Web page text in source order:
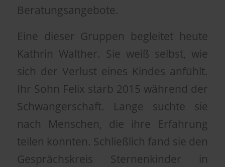
Beratungsangebote.
Eine dieser Gruppen begleitet heute
Kathrin Walther. Sie weiß selbst, wie
sich der Verlust eines Kindes anfühlt.
Ihr Sohn Felix starb 2015 während der
Schwangerschaft. Lange suchte sie
nach Menschen, die ihre Erfahrung
teilen konnten. Schließlich fand sie den
Gesprächskreis Sternenkinder in